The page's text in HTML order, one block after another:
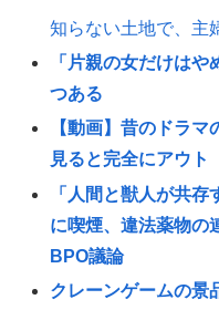
知らない土地で、主
「片親の女だけは
つある
【動画】昔のドラ
見ると完全にアウト
「人間と獣人が共
に喫煙、違法薬物
BPO議論
クレーンゲームの景